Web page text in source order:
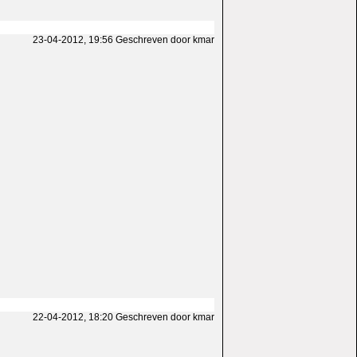
23-04-2012, 19:56 Geschreven door kmar
22-04-2012, 18:20 Geschreven door kmar